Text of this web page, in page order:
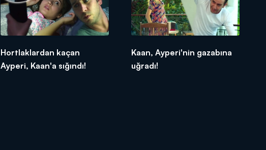
Hortlaklardan kaçan
Ayperi, Kaan'a sığındı!
Kaan, Ayperi'nin gazabına
uğradı!